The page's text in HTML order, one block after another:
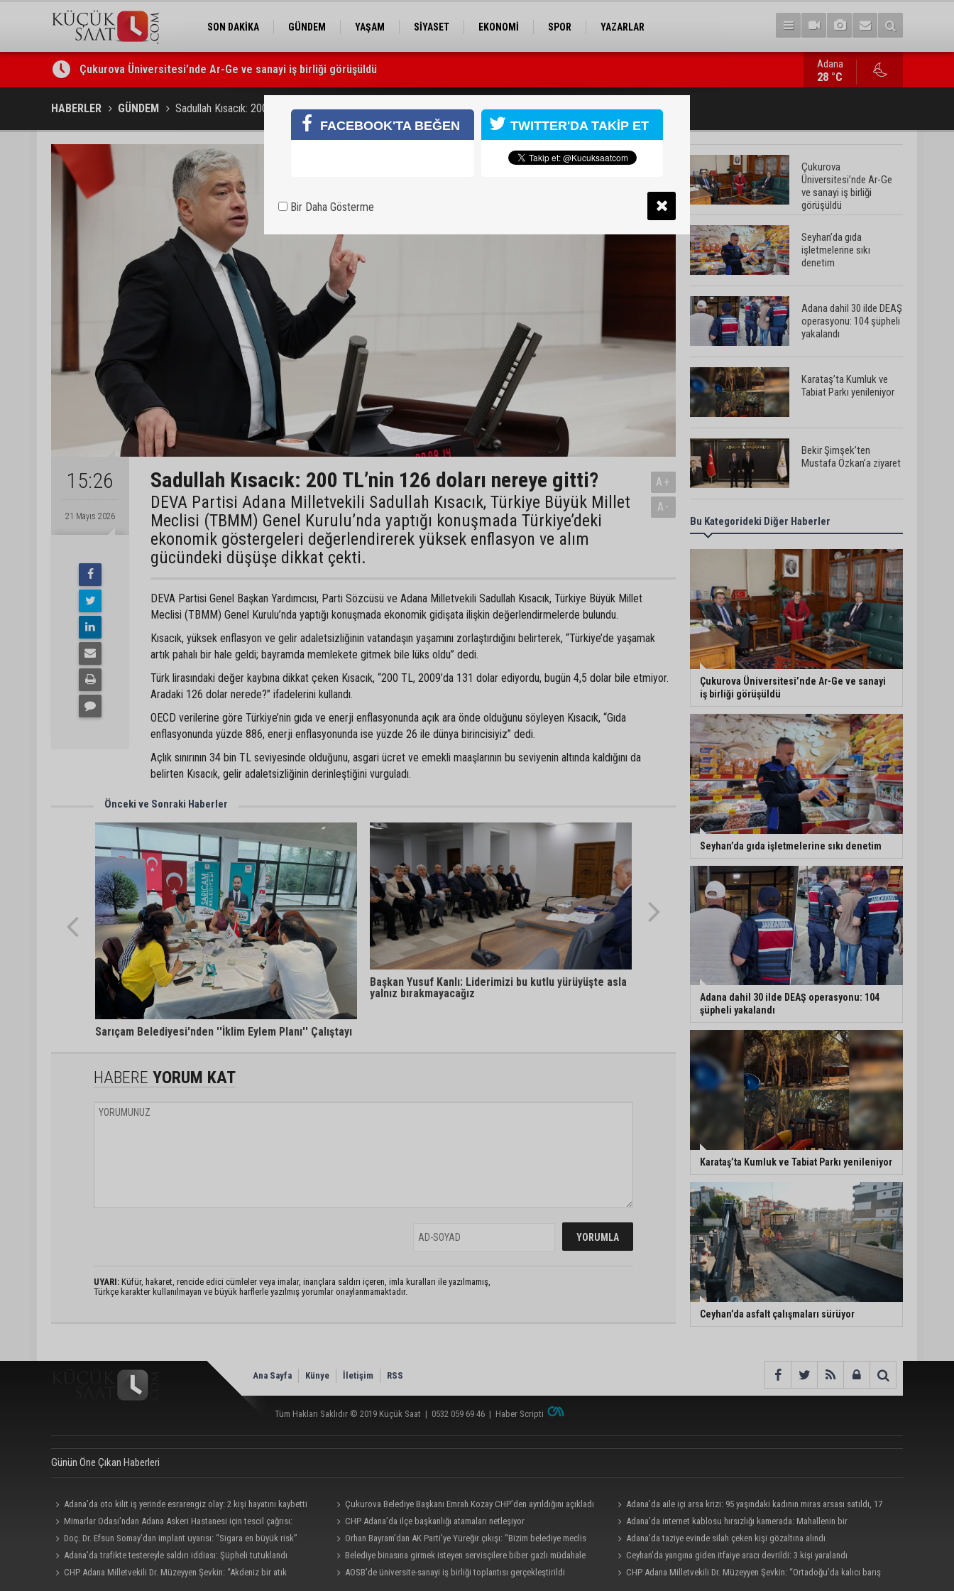
SON DAKİKA GÜNDEM YAŞAM SİYASET EKONOMİ SPOR YAZARLAR
Çukurova Üniversitesi’nde Ar-Ge ve sanayi iş birliği görüşüldü
Seyhan’da gıda işletmelerine sıkı denetim
Adana dahil 30 ilde DEAŞ operasyonu: 104 şüpheli yakalandı
Adana
28 °C
HABERLER GÜNDEM Sadullah Kısacık: 200 TL’nin 126 doları nereye gitti?
15:26
21 Mayıs 2026
Sadullah Kısacık: 200 TL’nin 126 doları nereye gitti?
DEVA Partisi Adana Milletvekili Sadullah Kısacık, Türkiye Büyük Millet
Meclisi (TBMM) Genel Kurulu’nda yaptığı konuşmada Türkiye’deki
ekonomik göstergeleri değerlendirerek yüksek enflasyon ve alım
gücündeki düşüşe dikkat çekti.
A+
A-
DEVA Partisi Genel Başkan Yardımcısı, Parti Sözcüsü ve Adana Milletvekili Sadullah Kısacık, Türkiye Büyük Millet
Meclisi (TBMM) Genel Kurulu’nda yaptığı konuşmada ekonomik gidişata ilişkin değerlendirmelerde bulundu.
Kısacık, yüksek enflasyon ve gelir adaletsizliğinin vatandaşın yaşamını zorlaştırdığını belirterek, “Türkiye’de yaşamak
artık pahalı bir hale geldi; bayramda memlekete gitmek bile lüks oldu” dedi.
Türk lirasındaki değer kaybına dikkat çeken Kısacık, “200 TL, 2009’da 131 dolar ediyordu, bugün 4,5 dolar bile etmiyor.
Aradaki 126 dolar nerede?” ifadelerini kullandı.
OECD verilerine göre Türkiye’nin gıda ve enerji enflasyonunda açık ara önde olduğunu söyleyen Kısacık, “Gıda
enflasyonunda yüzde 886, enerji enflasyonunda ise yüzde 26 ile dünya birincisiyiz” dedi.
Açlık sınırının 34 bin TL seviyesinde olduğunu, asgari ücret ve emekli maaşlarının bu seviyenin altında kaldığını da
belirten Kısacık, gelir adaletsizliğinin derinleştiğini vurguladı.
Önceki ve Sonraki Haberler
Sarıçam Belediyesi'nden ''İklim Eylem Planı'' Çalıştayı
Başkan Yusuf Kanlı: Liderimizi bu kutlu yürüyüşte asla
yalnız bırakmayacağız
HABERE YORUM KAT
UYARI: Küfür, hakaret, rencide edici cümleler veya imalar, inançlara saldırı içeren, imla kuralları ile yazılmamış,
Türkçe karakter kullanılmayan ve büyük harflerle yazılmış yorumlar onaylanmamaktadır.
Çukurova
Üniversitesi’nde Ar-Ge
ve sanayi iş birliği
görüşüldü
Seyhan’da gıda
işletmelerine sıkı
denetim
Adana dahil 30 ilde DEAŞ
operasyonu: 104 şüpheli
yakalandı
Karataş’ta Kumluk ve
Tabiat Parkı yenileniyor
Bekir Şimşek’ten
Mustafa Özkan’a ziyaret
Ceyhan’da asfalt
çalışmaları sürüyor
Ceyhan’da açık hava
sineması keyfi iki farklı
parkta devam ediyor
5. Yunusoğlu Futbol
Turnuvası’nda final
heyecanı
Ceyhan’da Necdet
Sevinç Parkı’nda bakım
çalışması
Orhan Bayram’dan AK
Parti’ye Yüreğir çıkışı:
“Bizim belediye meclis
üyelerimize ne yaptınız?
Bu Kategorideki Diğer Haberler
Çukurova Üniversitesi’nde Ar-Ge ve sanayi
iş birliği görüşüldü
Seyhan’da gıda işletmelerine sıkı denetim
Adana dahil 30 ilde DEAŞ operasyonu: 104
şüpheli yakalandı
Karataş’ta Kumluk ve Tabiat Parkı yenileniyor
Ceyhan’da asfalt çalışmaları sürüyor
Ana Sayfa Künye İletişim RSS
Tüm Hakları Saklıdır © 2019 Küçük Saat | 0532 059 69 46 | Haber Scripti
Günün Öne Çıkan Haberleri
Adana’da oto kilit iş yerinde esrarengiz olay: 2 kişi hayatını kaybetti Çukurova Belediye Başkanı Emrah Kozay CHP’den ayrıldığını açıkladı
Adana’da aile içi arsa krizi: 95 yaşındaki kadının miras arsası satıldı, 17
milyonun 13 milyonu harcandı
Mimarlar Odası’ndan Adana Askeri Hastanesi için tescil çağrısı:
“Satılmamalı, amaç dışı kullanılmamalı”
CHP Adana’da ilçe başkanlığı atamaları netleşiyor
Adana’da internet kablosu hırsızlığı kamerada: Mahallenin bir
bölümünde internet erişimi kesildi
Doç. Dr. Efsun Somay’dan implant uyarısı: “Sigara en büyük risk”
Orhan Bayram’dan AK Parti’ye Yüreğir çıkışı: “Bizim belediye meclis
üyelerimize ne yaptınız? Siz önce onu anlatın”
Adana’da taziye evinde silah çeken kişi gözaltına alındı
Adana’da trafikte testereyle saldırı iddiası: Şüpheli tutuklandı
Belediye binasına girmek isteyen servisçilere biber gazlı müdahale
Ceyhan’da yangına giden itfaiye aracı devrildi: 3 kişi yaralandı
CHP Adana Milletvekili Dr. Müzeyyen Şevkin: “Akdeniz bir atık
AOSB’de üniversite-sanayi iş birliği toplantısı gerçekleştirildi
CHP Adana Milletvekili Dr. Müzeyyen Şevkin: “Ortadoğu’da kalıcı barış
FACEBOOK'TA BEĞEN TWITTER'DA TAKİP ET
Bir Daha Gösterme